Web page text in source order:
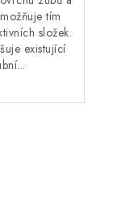
tím
složek.
existující